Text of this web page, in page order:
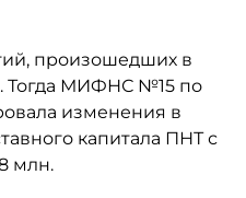
произошедших в
Тогда МИФНС №15 по
изменения в
капитала ПНТ с
млн.